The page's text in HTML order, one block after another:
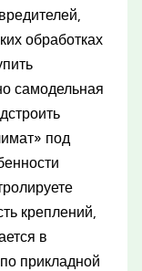
обработках
самодельная
под
креплений,
в
прикладной